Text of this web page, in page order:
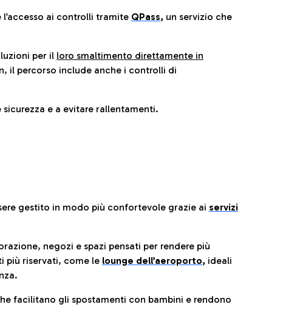
ai controlli tramite QPass, un servizio che
per il loro smaltimento direttamente in
il percorso include anche i controlli di
e a evitare rallentamenti.
gestito in modo più confortevole grazie ai servizi
negozi e spazi pensati per rendere più
più riservati, come le lounge dell’aeroporto, ideali
facilitano gli spostamenti con bambini e rendono